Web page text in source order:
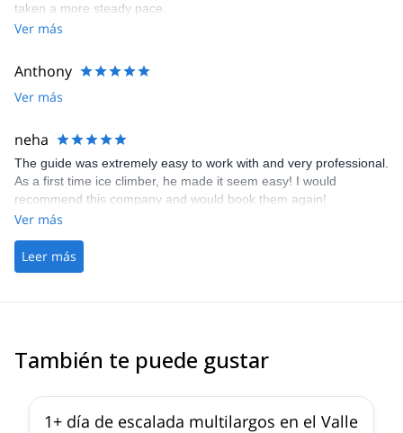
taken a more steady pace.
Ver más
Anthony
Ver más
neha
The guide was extremely easy to work with and very professional.
As a first time ice climber, he made it seem easy! I would
recommend this company and would book them again!
Ver más
Leer más
También te puede gustar
1+ día de escalada multilargos en el Valle